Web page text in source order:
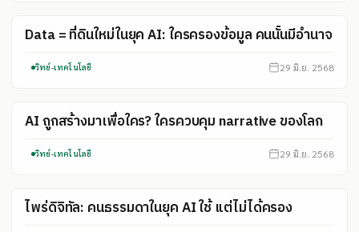
Data = ที่ดินใหม่ในยุค AI: ใครครองข้อมูล คนนั้นมีอำนาจ
วิทย์-เทคโนโลยี 29 มิ.ย. 2568
AI ถูกสร้างมาเพื่อใคร? ใครควบคุม narrative ของโลก
วิทย์-เทคโนโลยี 29 มิ.ย. 2568
ไพร่ดิจิทัล: คนธรรมดาในยุค AI ใช้ แต่ไม่ได้ครอง